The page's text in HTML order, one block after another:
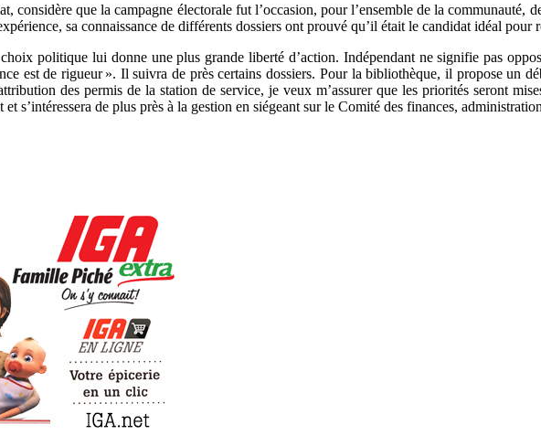
considère que la campagne électorale fut l’occasion, pour l’ensemble de la communauté,
sa connaissance de différents dossiers ont prouvé qu’il était le candidat idéal pour
politique lui donne une plus grande liberté d’action. Indépendant ne signifie pas
est de rigueur ». Il suivra de près certains dossiers. Pour la bibliothèque, il propose un
des permis de la station de service, je veux m’assurer que les priorités seront
s’intéressera de plus près à la gestion en siégeant sur le Comité des finances,